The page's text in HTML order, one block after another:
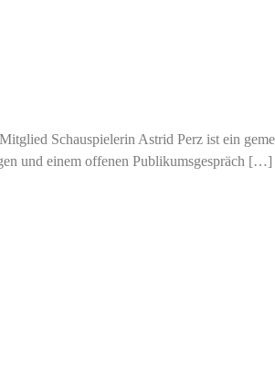
Schauspielerin Astrid Perz ist ein
und einem offenen Publikumsgespräch […]